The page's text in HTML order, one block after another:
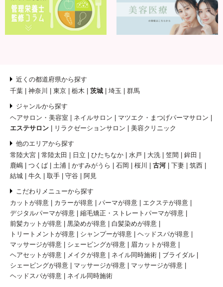
近くの都道府県から探す
千葉
神奈川 東京 栃木 茨城 埼玉 群馬
ジャンルから探す
ヘアサロン・美容室
ネイルサロン
マツエク・まつげパーマサロン
エステサロン
リラクゼーションサロン 美容クリニック
他のエリアから探す
常陸大宮
常陸太田 日立 ひたちなか 水戸 大洗 笠間
鉾田
鹿嶋
つくば 土浦 かすみがうら 石岡 桜川 古河 下妻
筑西
結城
牛久 取手 守谷 阿見
こだわりメニューから探す
カットが得意
カラーが得意 パーマが得意
エクステが得意
デジタルパーマが得意
縮毛矯正・ストレートパーマが得意
前髪カットが得意
黒染めが得意
白髪染めが得意
トリートメントが得意
シャンプーが得意
ヘッドスパが得意
マッサージが得意
シェービングが得意
眉カットが得意
ヘアセットが得意
メイクが得意 ネイル同時施術
ブライダル
シェービングが得意
マッサージが得意
マッサージが得意
ヘッドスパが得意
ネイル同時施術